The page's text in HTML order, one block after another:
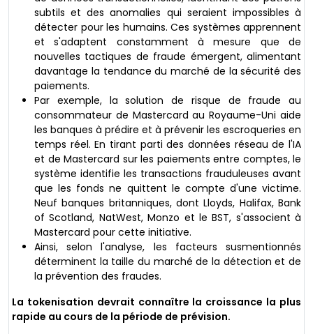
subtils et des anomalies qui seraient impossibles à
détecter pour les humains. Ces systèmes apprennent
et s'adaptent constamment à mesure que de
nouvelles tactiques de fraude émergent, alimentant
davantage la tendance du marché de la sécurité des
paiements.
Par exemple, la solution de risque de fraude au
consommateur de Mastercard au Royaume-Uni aide
les banques à prédire et à prévenir les escroqueries en
temps réel. En tirant parti des données réseau de l'IA
et de Mastercard sur les paiements entre comptes, le
système identifie les transactions frauduleuses avant
que les fonds ne quittent le compte d'une victime.
Neuf banques britanniques, dont Lloyds, Halifax, Bank
of Scotland, NatWest, Monzo et le BST, s'associent à
Mastercard pour cette initiative.
Ainsi, selon l'analyse, les facteurs susmentionnés
déterminent la taille du marché de la détection et de
la prévention des fraudes.
La tokenisation devrait connaître la croissance la plus
rapide au cours de la période de prévision.